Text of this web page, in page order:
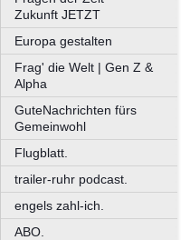
Zukunft JETZT
Europa gestalten
Frag' die Welt | Gen Z &
Alpha
GuteNachrichten fürs
Gemeinwohl
Flugblatt.
trailer-ruhr podcast.
engels zahl-ich.
ABO.